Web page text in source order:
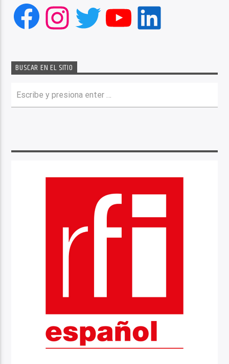
Facebook
Instagram
Twitter
YouTube
LinkedIn
BUSCAR EN EL SITIO